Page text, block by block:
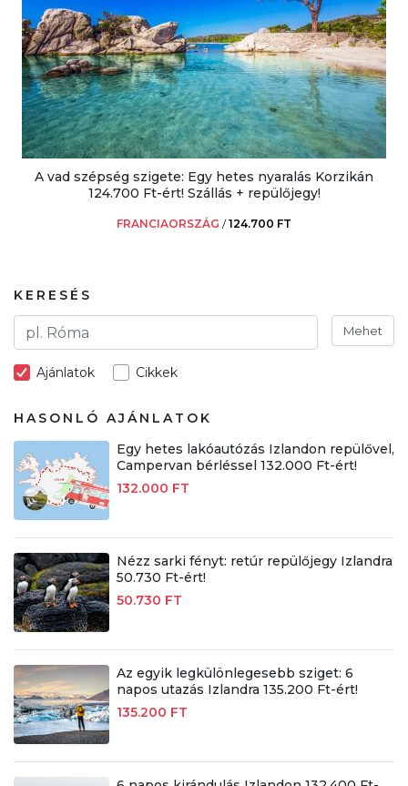
A vad szépség szigete: Egy hetes nyaralás Korzikán
124.700 Ft-ért! Szállás + repülőjegy!
FRANCIAORSZÁG /124.700 FT
KERESÉS
Mehet
Ajánlatok Cikkek
HASONLÓ AJÁNLATOK
Egy hetes lakóautózás Izlandon repülővel,
Campervan bérléssel 132.000 Ft-ért!
132.000 FT
Nézz sarki fényt: retúr repülőjegy Izlandra
50.730 Ft-ért!
50.730 FT
Az egyik legkülönlegesebb sziget: 6
napos utazás Izlandra 135.200 Ft-ért!
135.200 FT